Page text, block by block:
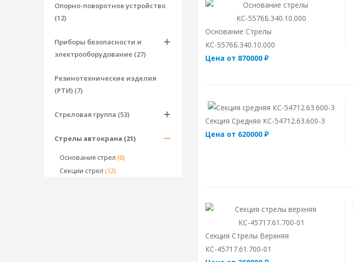
Опорно-поворотное устройство
(12)
Приборы безопасности и
электрооборудование (27)
Резинотехнические изделия
(РТИ) (7)
Стреловая группа (53)
Стрелы автокрана (21)
Основания стрел (6)
Секции стрел (12)
Основание Стрелы
КС-5576Б.340.10.000
Цена от 870000 ₽
Секция Средняя КС-54712.63.600-3
Цена от 620000 ₽
Секция Стрелы Верхняя
КС-45717.61.700-01